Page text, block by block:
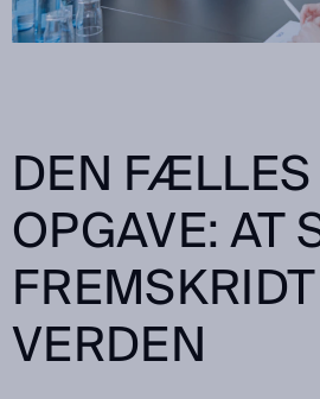
DEN FÆLLES
OPGAVE: AT
VERDEN